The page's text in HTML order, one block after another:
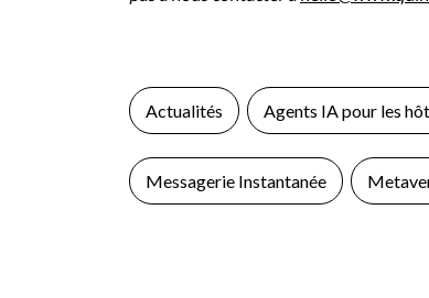
Actualités Agents IA pour les
Messagerie Instantanée